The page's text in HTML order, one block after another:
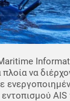
να
AIS